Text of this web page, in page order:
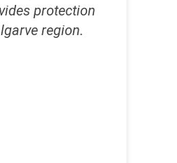
protection
region.